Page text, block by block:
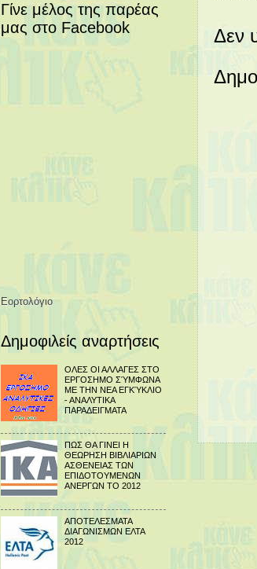
Δεν
Γίνε μέλος της παρέας
μας στο Facebook
Εορτολόγιο
Δημοφιλείς αναρτήσεις
ΟΛΕΣ ΟΙ ΑΛΛΑΓΕΣ ΣΤΟ
ΕΡΓΟΣΗΜΟ ΣΎΜΦΩΝΑ
ΜΕ ΤΗΝ ΝΕΑ ΕΓΚΎΚΛΙΟ
- ΑΝΑΛΥΤΙΚΑ
ΠΑΡΑΔΕΙΓΜΑΤΑ
ΠΩΣ ΘΑ ΓΙΝΕΙ Η
ΘΕΩΡΗΣΗ ΒΙΒΛΙΑΡΙΩΝ
ΑΣΘΕΝΕΙΑΣ ΤΩΝ
ΕΠΙΔΟΤΟΥΜΕΝΩΝ
ΑΝΕΡΓΩΝ ΤΟ 2012
ΑΠΟΤΕΛΕΣΜΑΤΑ
ΔΙΑΓΩΝΙΣΜΩΝ ΕΛΤΑ
2012